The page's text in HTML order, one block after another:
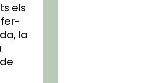
els
la